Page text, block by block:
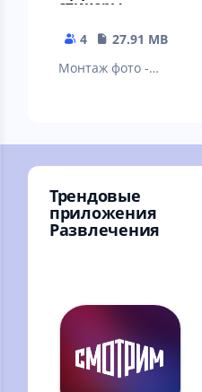
стикеры,
4
27.91 MB
Монтаж фото -
Трендовые
приложения
Развлечения